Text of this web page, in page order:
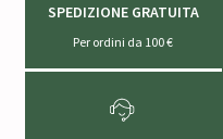
SPEDIZIONE GRATUITA
Per ordini da 100 €